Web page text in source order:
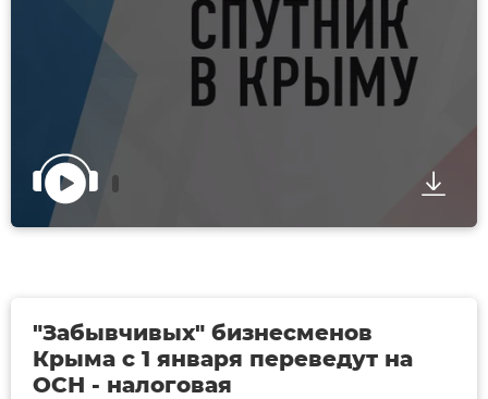
"Забывчивых" бизнесменов
Крыма с 1 января переведут на
ОСН - налоговая